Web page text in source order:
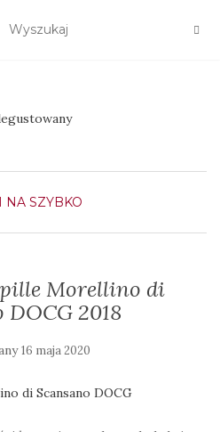
NA SZYBKO
Morellino di
DOCG 2018
16 maja 2020